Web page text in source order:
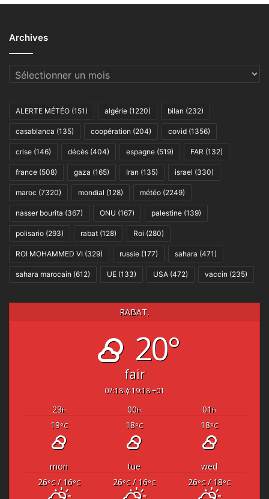
Archives
Archives
ALERTE MÉTÉO (151) algérie (1220) bilan (232)
casablanca (135) coopération (204) covid (1356)
crise (146) décès (404) espagne (519) FAR (132)
france (508) gaza (165) Iran (135) israel (330)
maroc (7320) mondial (128) météo (2249)
nasser bourita (367) ONU (167) palestine (139)
polisario (293) rabat (128) Roi (280)
ROI MOHAMMED VI (329) russie (177) sahara (471)
sahara marocain (612) UE (133) USA (472) vaccin (235)
RABAT,
20°
fair
07:18 19:18 +01
23h 00h 01 h
19°C 18°C 18°C
mon tue
wed
26°C/ 16°C 26°C/ 16°C 26°C/ 18°C